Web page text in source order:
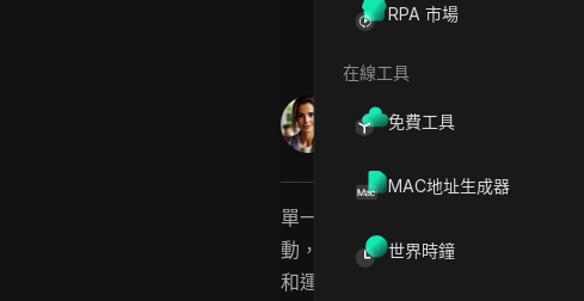
RPA 市場
在線工具
免費工具
MAC地址生成器
世界時鐘
Mariana Santos
2026年5月
單一聯盟行銷人員操作五個廣告帳
動，有時候流量甚至相同，差異就
和運氣額外努力無關，真正的關鍵在